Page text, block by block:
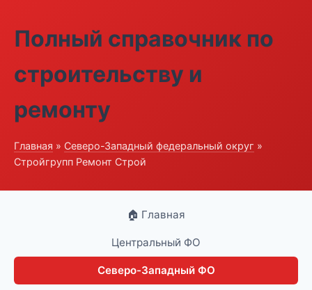
Полный справочник по
строительству и
ремонту
Главная » Северо-Западный федеральный округ »
Стройгрупп Ремонт Строй
🏠 Главная
Центральный ФО
Северо-Западный ФО